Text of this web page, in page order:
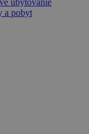
ubytovanie
a pobyt